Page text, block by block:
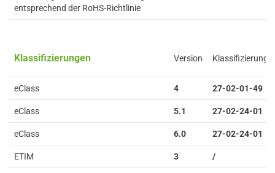
entsprechend der RoHS-Richtlinie
Klassifizierungen Version Klassifizierung
eClass 4 27-02-01-49
eClass 5.1 27-02-24-01
eClass 6.0 27-02-24-01
ETIM 3 /